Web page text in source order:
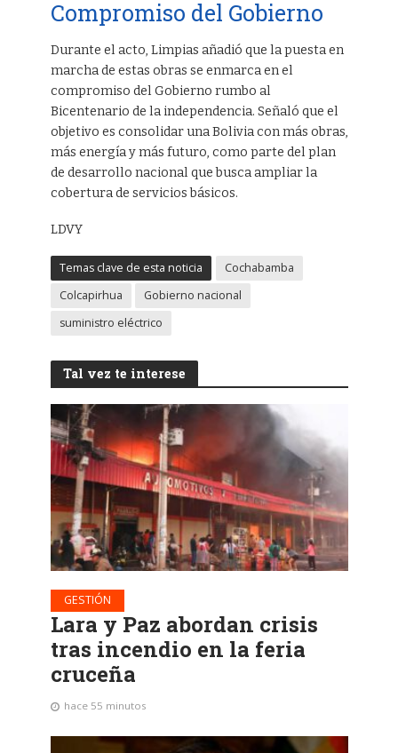
Compromiso del Gobierno
Durante el acto, Limpias añadió que la puesta en
marcha de estas obras se enmarca en el
compromiso del Gobierno rumbo al
Bicentenario de la independencia. Señaló que el
objetivo es consolidar una Bolivia con más obras,
más energía y más futuro, como parte del plan
de desarrollo nacional que busca ampliar la
cobertura de servicios básicos.
LDVY
Temas clave de esta noticia
Cochabamba
Colcapirhua
Gobierno nacional
suministro eléctrico
Tal vez te interese
GESTIÓN
Lara y Paz abordan crisis
tras incendio en la feria
cruceña
hace 55 minutos